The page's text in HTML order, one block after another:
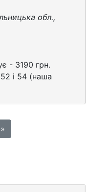
обл.,
- 3190 грн.
і 54 (наша
»